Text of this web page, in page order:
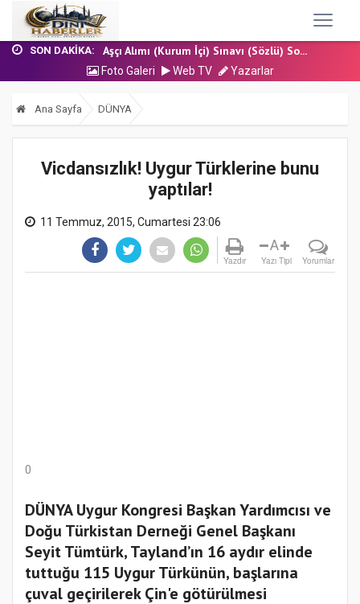
SON DAKIKA:
7 Ağustos 2026 - Cuma Hutbesi
Nakil Talebinde Bulunacak Kadrolu Kur’an...
Aşçı Alımı (Kurum İçi) Sınavı (Sözlü) So...
31 Temmuz 2026 - Cuma Hutbesi
7 Ağustos 2026 - Cuma Hutbesi
Foto Galeri Web TV Yazarlar
Ana Sayfa DÜNYA
Vicdansızlık! Uygur Türklerine bunu
yaptılar!
11 Temmuz, 2015, Cumartesi 23:06
Yazdır
A
Yazı Tipi Yorumlar
0
DÜNYA Uygur Kongresi Başkan Yardımcısı ve
Doğu Türkistan Derneği Genel Başkanı
Seyit Tümtürk, Tayland’ın 16 aydır elinde
tuttuğu 115 Uygur Türkünün, başlarına
çuval geçirilerek Çin'e götürülmesi